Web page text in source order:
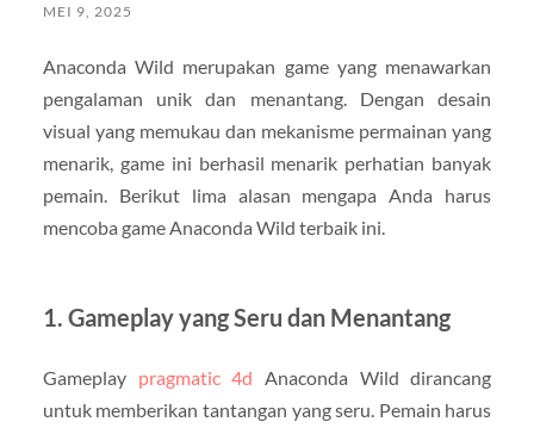
MEI 9, 2025
Anaconda Wild merupakan game yang menawarkan
pengalaman unik dan menantang. Dengan desain
visual yang memukau dan mekanisme permainan yang
menarik, game ini berhasil menarik perhatian banyak
pemain. Berikut lima alasan mengapa Anda harus
mencoba game Anaconda Wild terbaik ini.
1. Gameplay yang Seru dan Menantang
Gameplay pragmatic 4d Anaconda Wild dirancang
untuk memberikan tantangan yang seru. Pemain harus